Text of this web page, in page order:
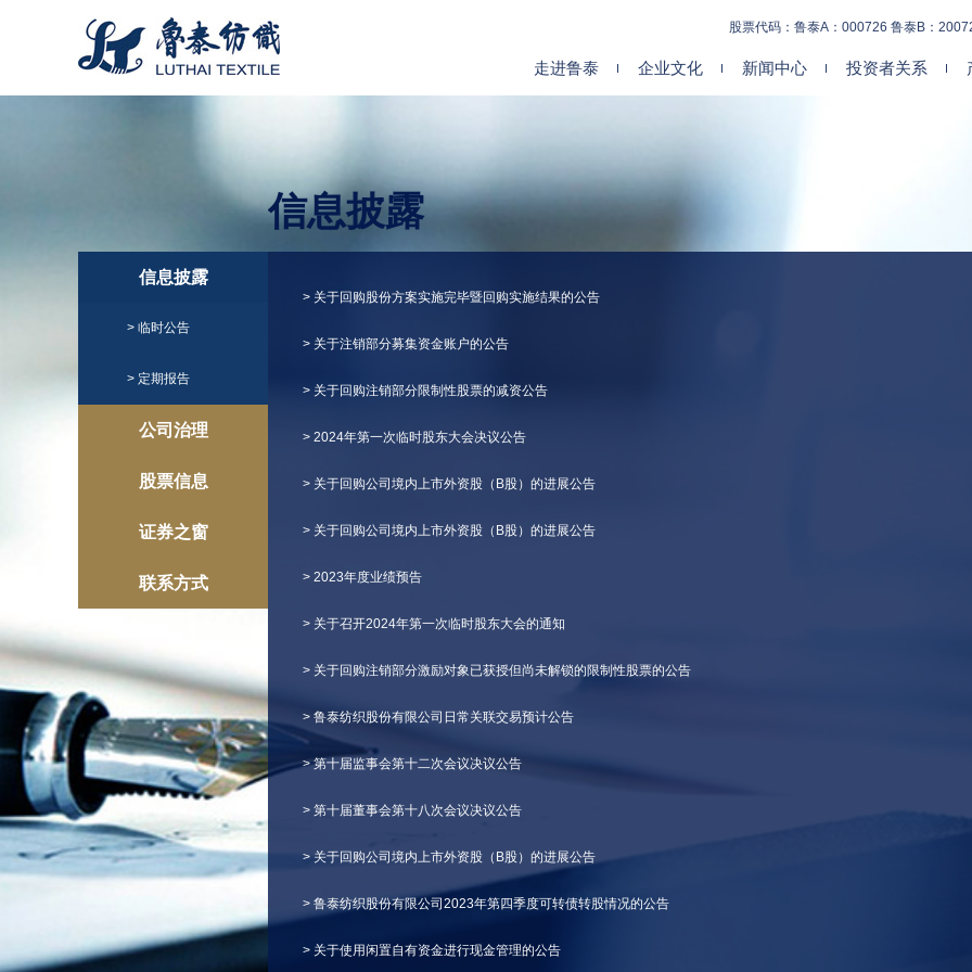
股票代码：鲁泰A：000726 鲁泰B：
走进鲁泰 企业文化 新闻中心 投资者关系
信息披露
> 临时公告
> 定期报告
公司治理
股票信息
证券之窗
联系方式
信息披露
> 关于回购股份方案实施完毕暨回购实施结果的公告
> 关于注销部分募集资金账户的公告
> 关于回购注销部分限制性股票的减资公告
> 2024年第一次临时股东大会决议公告
> 关于回购公司境内上市外资股（B股）的进展公告
> 关于回购公司境内上市外资股（B股）的进展公告
> 2023年度业绩预告
> 关于召开2024年第一次临时股东大会的通知
> 关于回购注销部分激励对象已获授但尚未解锁的限制性股票的公告
> 鲁泰纺织股份有限公司日常关联交易预计公告
> 第十届监事会第十二次会议决议公告
> 第十届董事会第十八次会议决议公告
> 关于回购公司境内上市外资股（B股）的进展公告
> 鲁泰纺织股份有限公司2023年第四季度可转债转股情况的公告
> 关于使用闲置自有资金进行现金管理的公告